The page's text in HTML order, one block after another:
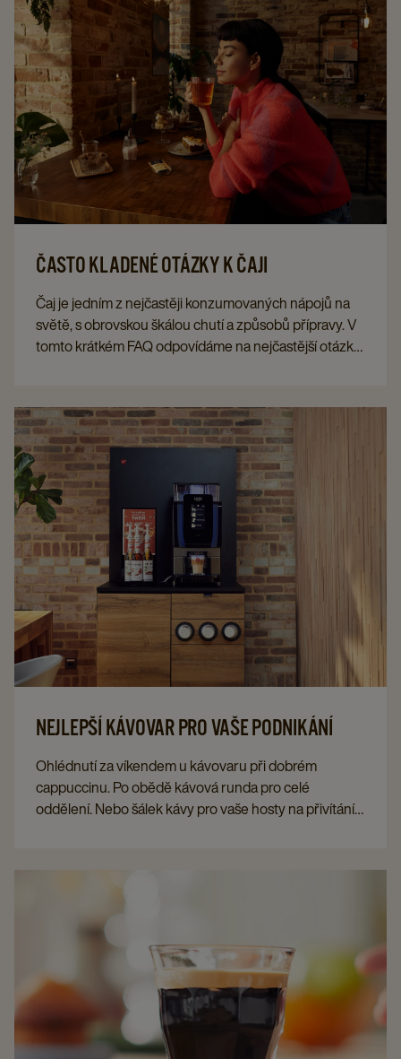
ČASTO KLADENÉ OTÁZKY K ČAJI
Čaj je jedním z nejčastěji konzumovaných nápojů na
světě, s obrovskou škálou chutí a způsobů přípravy. V
tomto krátkém FAQ odpovídáme na nejčastější otázky
NEJLEPŠÍ KÁVOVAR PRO VAŠE PODNIKÁNÍ
Ohlédnutí za víkendem u kávovaru při dobrém
cappuccinu. Po obědě kávová runda pro celé
oddělení. Nebo šálek kávy pro vaše hosty na přivítání.
užitečnými tipy najdete stroj, který vám bude nejlépe
vyhovovat.